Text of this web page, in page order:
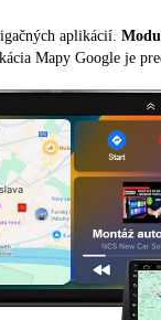
aplikácií.
Mapy Google je